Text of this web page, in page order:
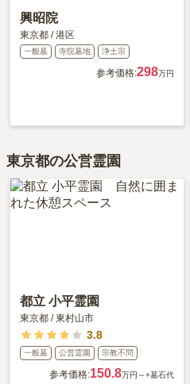
興昭院
東京都 /港区
一般墓 寺院墓地 浄土宗
参考価格:298万円
東京都の公営霊園
都立 小平霊園
東京都 /東村山市
3.8
一般墓 公営霊園 宗教不問
参考価格:150.8万円～+墓石代